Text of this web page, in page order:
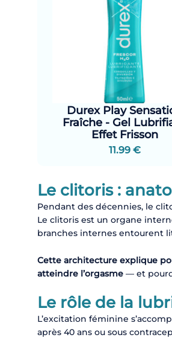
Durex Play
Fraîche - Gel
Effet Frisson
11.99 €
Le clitoris :
Pendant des décennies, le
Le clitoris est un organe
branches internes entourent
Cette architecture explique
atteindre l’orgasme — et
Le rôle de la
L’excitation féminine
après 40 ans ou sous